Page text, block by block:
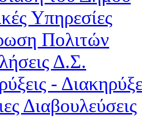
Υπηρεσίες
Πολιτών
Δ.Σ.
-
Διαβουλεύσεις